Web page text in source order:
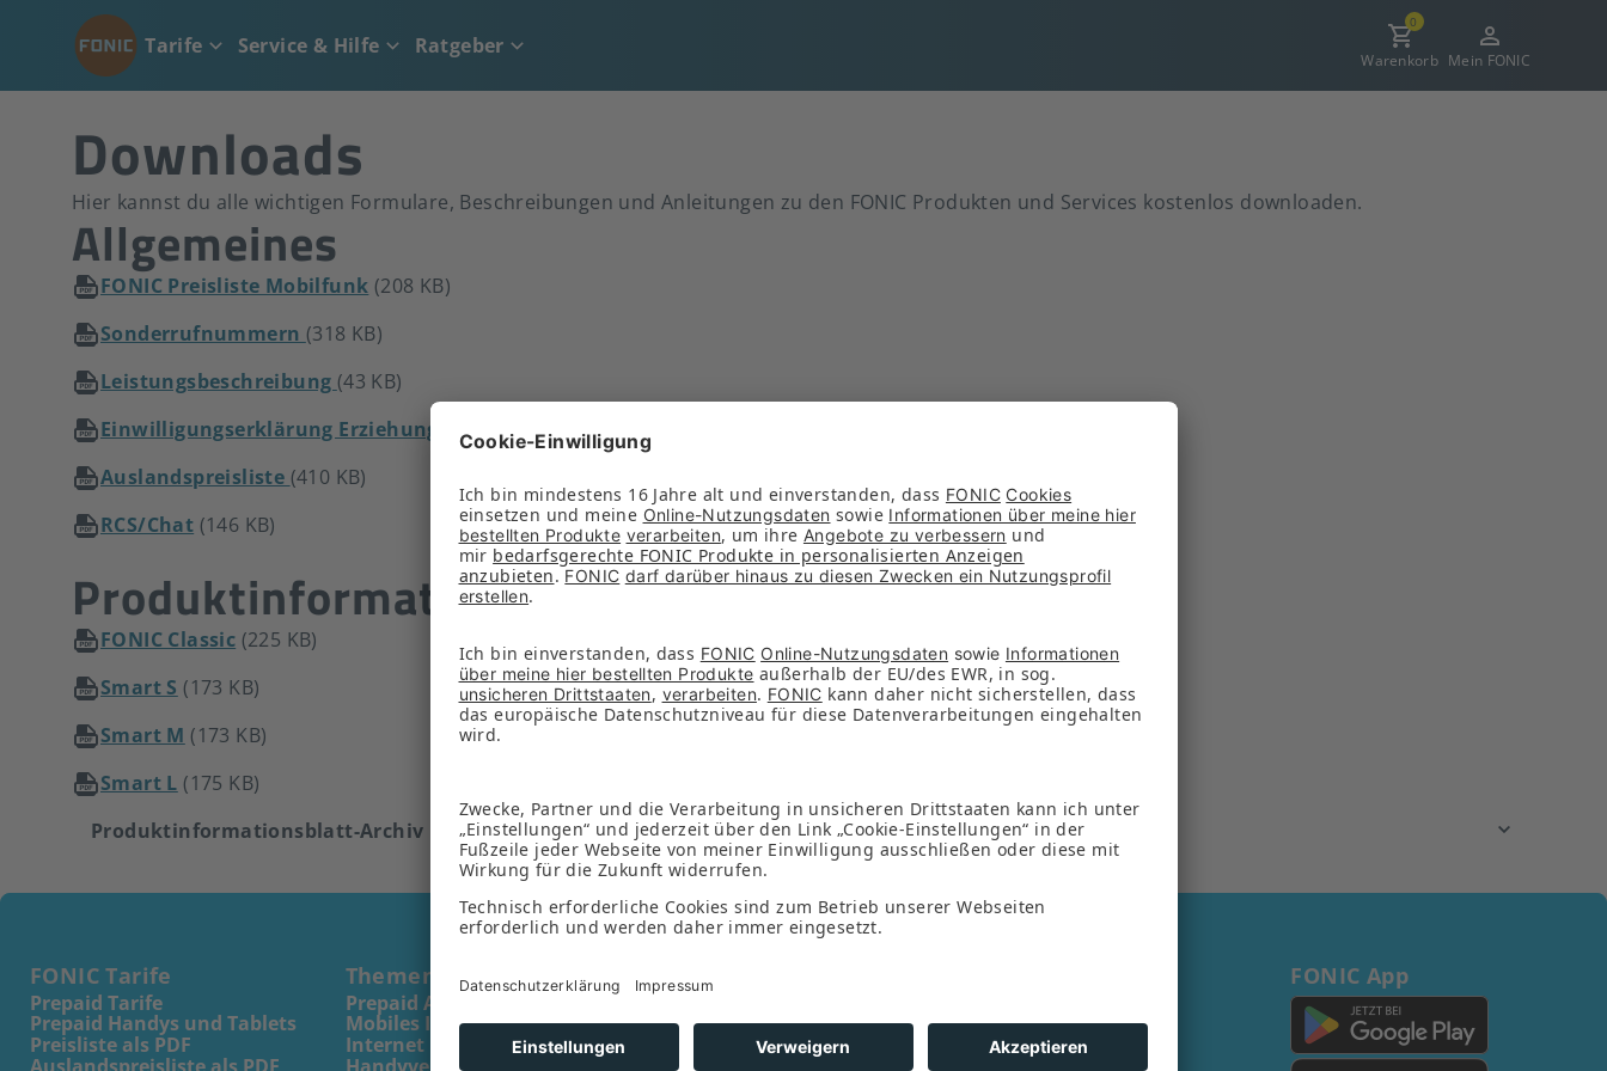
Tarife Service & Hilfe Ratgeber
0
Warenkorb Mein FONIC
Downloads
Hier kannst du alle wichtigen Formulare, Beschreibungen und Anleitungen zu den FONIC Produkten und Services kostenlos downloaden.
Allgemeines
FONIC Preisliste Mobilfunk (208 KB)
Sonderrufnummern (318 KB)
Leistungsbeschreibung (43 KB)
Einwilligungserklärung Erziehungsberechtigter
(228 KB)
Auslandspreisliste (410 KB)
RCS/Chat (146 KB)
Produktinformationsblätter
FONIC Classic (225 KB)
Smart S (173 KB)
Smart M (173 KB)
Smart L (175 KB)
Produktinformationsblatt-Archiv
FONIC Tarife
Prepaid Tarife
Prepaid Handys und Tablets
Preisliste als PDF
Themen
Prepaid Ausland
Mobiles Internet
Internet im Wohnmobil
Unternehmen
Presse
Downloads
FONIC App